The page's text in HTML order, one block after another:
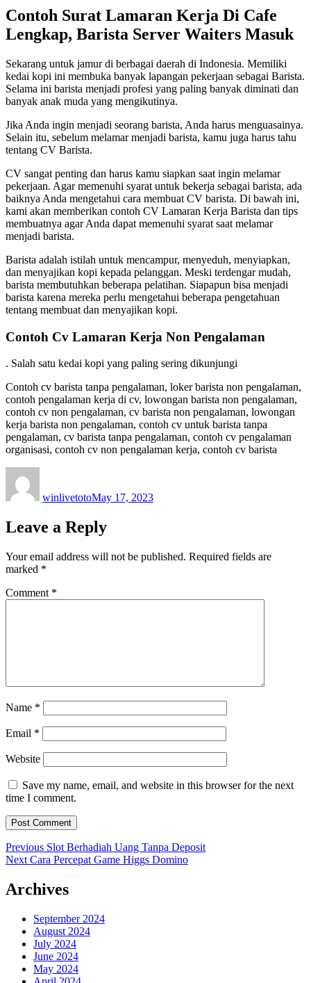
Contoh Surat Lamaran Kerja Di Cafe
Lengkap, Barista Server Waiters Masuk
Sekarang untuk jamur di berbagai daerah di Indonesia. Memiliki
kedai kopi ini membuka banyak lapangan pekerjaan sebagai Barista.
Selama ini barista menjadi profesi yang paling banyak diminati dan
banyak anak muda yang mengikutinya.
Jika Anda ingin menjadi seorang barista, Anda harus menguasainya.
Selain itu, sebelum melamar menjadi barista, kamu juga harus tahu
tentang CV Barista.
CV sangat penting dan harus kamu siapkan saat ingin melamar
pekerjaan. Agar memenuhi syarat untuk bekerja sebagai barista, ada
baiknya Anda mengetahui cara membuat CV barista. Di bawah ini,
kami akan memberikan contoh CV Lamaran Kerja Barista dan tips
membuatnya agar Anda dapat memenuhi syarat saat melamar
menjadi barista.
Barista adalah istilah untuk mencampur, menyeduh, menyiapkan,
dan menyajikan kopi kepada pelanggan. Meski terdengar mudah,
barista membutuhkan beberapa pelatihan. Siapapun bisa menjadi
barista karena mereka perlu mengetahui beberapa pengetahuan
tentang membuat dan menyajikan kopi.
Contoh Cv Lamaran Kerja Non Pengalaman
. Salah satu kedai kopi yang paling sering dikunjungi
Contoh cv barista tanpa pengalaman, loker barista non pengalaman,
contoh pengalaman kerja di cv, lowongan barista non pengalaman,
contoh cv non pengalaman, cv barista non pengalaman, lowongan
kerja barista non pengalaman, contoh cv untuk barista tanpa
pengalaman, cv barista tanpa pengalaman, contoh cv pengalaman
organisasi, contoh cv non pengalaman kerja, contoh cv barista
winlivetotoMay 17, 2023
Leave a Reply
Your email address will not be published. Required fields are
marked *
Comment *
Name *
Email *
Website
Save my name, email, and website in this browser for the next
time I comment.
Post
navigation
Previous Previous
post:
Slot Berhadiah Uang Tanpa Deposit
Next Next
Cara Percepat Game Higgs Domino
Archives
September 2024
August 2024
July 2024
June 2024
May 2024